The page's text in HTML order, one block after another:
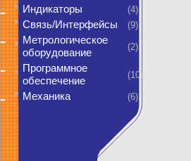
* Индикаторы (4)
* Связь/Интерфейсы (9)
* Метрологическое
оборудование
(2)
* Программное
обеспечение
(10)
* Механика (6)